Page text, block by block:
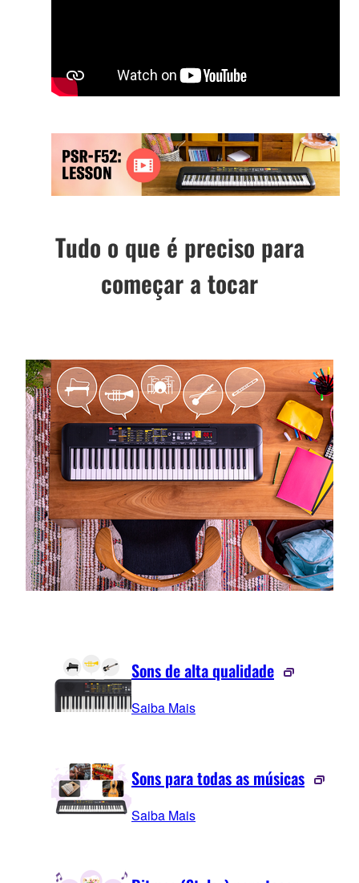
Tudo o que é preciso para
começar a tocar
Sons de alta qualidade
Saiba Mais
Sons para todas as músicas
Saiba Mais